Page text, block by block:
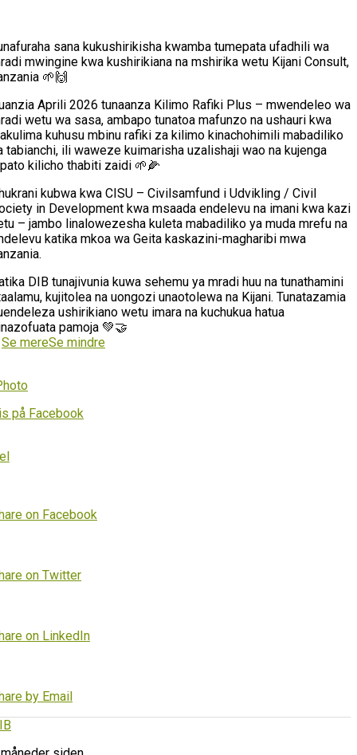
sana kukushirikisha kwamba tumepata ufadhili wa
mwingine kwa kushirikiana na mshirika wetu Kijani Consult,
🌱🙌
Aprili 2026 tunaanza Kilimo Rafiki Plus – mwendeleo wa
wetu wa sasa, ambapo tunatoa mafunzo na ushauri kwa
kuhusu mbinu rafiki za kilimo kinachohimili mabadiliko
tabianchi, ili waweze kuimarisha uzalishaji wao na kujenga
kilicho thabiti zaidi 🌱🌽
kubwa kwa CISU – Civilsamfund i Udvikling / Civil
in Development kwa msaada endelevu na imani kwa kazi
– jambo linalowezesha kuleta mabadiliko ya muda mrefu na
katika mkoa wa Geita kaskazini-magharibi mwa
DIB tunajivunia kuwa sehemu ya mradi huu na tunathamini
kujitolea na uongozi unaotolewa na Kijani. Tunatazamia
ushirikiano wetu imara na kuchukua hatua
pamoja 💚🤝
Se mereSe mindre
på Facebook
on Facebook
on Twitter
on LinkedIn
by Email